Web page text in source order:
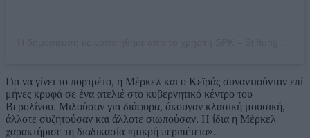
Για να γίνει το πορτρέτο, η Μέρκελ και ο Κεϊράς συναντιούνταν επί
μήνες κρυφά σε ένα ατελιέ στο κυβερνητικό κέντρο του
Βερολίνου. Μιλούσαν για διάφορα, άκουγαν κλασική μουσική,
άλλοτε συζητούσαν και άλλοτε σιωπούσαν. Η ίδια η Μέρκελ
χαρακτήρισε τη διαδικασία «μικρή περιπέτεια».